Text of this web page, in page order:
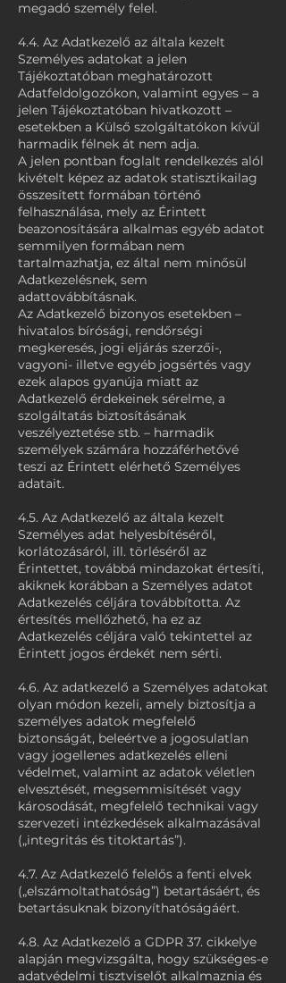
megadó személy felel.
4.4. Az Adatkezelő az általa kezelt
Személyes adatokat a jelen
Tájékoztatóban meghatározott
Adatfeldolgozókon, valamint egyes – a
jelen Tájékoztatóban hivatkozott –
esetekben a Külső szolgáltatókon kívül
harmadik félnek át nem adja.
A jelen pontban foglalt rendelkezés alól
kivételt képez az adatok statisztikailag
összesített formában történő
felhasználása, mely az Érintett
beazonosítására alkalmas egyéb adatot
semmilyen formában nem
tartalmazhatja, ez által nem minősül
Adatkezelésnek, sem
adattovábbításnak.
Az Adatkezelő bizonyos esetekben –
hivatalos bírósági, rendőrségi
megkeresés, jogi eljárás szerzői-,
vagyoni- illetve egyéb jogsértés vagy
ezek alapos gyanúja miatt az
Adatkezelő érdekeinek sérelme, a
szolgáltatás biztosításának
veszélyeztetése stb. – harmadik
személyek számára hozzáférhetővé
teszi az Érintett elérhető Személyes
adatait.
4.5. Az Adatkezelő az általa kezelt
Személyes adat helyesbítéséről,
korlátozásáról, ill. törléséről az
Érintettet, továbbá mindazokat értesíti,
akiknek korábban a Személyes adatot
Adatkezelés céljára továbbította. Az
értesítés mellőzhető, ha ez az
Adatkezelés céljára való tekintettel az
Érintett jogos érdekét nem sérti.
4.6. Az adatkezelő a Személyes adatokat
olyan módon kezeli, amely biztosítja a
személyes adatok megfelelő
biztonságát, beleértve a jogosulatlan
vagy jogellenes adatkezelés elleni
védelmet, valamint az adatok véletlen
elvesztését, megsemmisítését vagy
károsodását, megfelelő technikai vagy
szervezeti intézkedések alkalmazásával
(„integritás és titoktartás”).
4.7. Az Adatkezelő felelős a fenti elvek
(„elszámoltathatóság”) betartásáért, és
betartásuknak bizonyíthatóságáért.
4.8. Az Adatkezelő a GDPR 37. cikkelye
alapján megvizsgálta, hogy szükséges-e
adatvédelmi tisztviselőt alkalmaznia és